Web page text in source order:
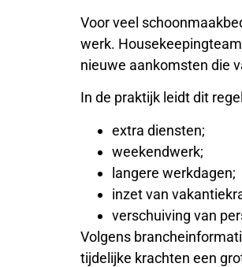
Voor veel
werk.
nieuwe aankomsten die
In de praktijk leidt dit
extra diensten;
weekendwerk;
langere werkdagen;
inzet van
verschuiving van
Volgens
tijdelijke krachten een